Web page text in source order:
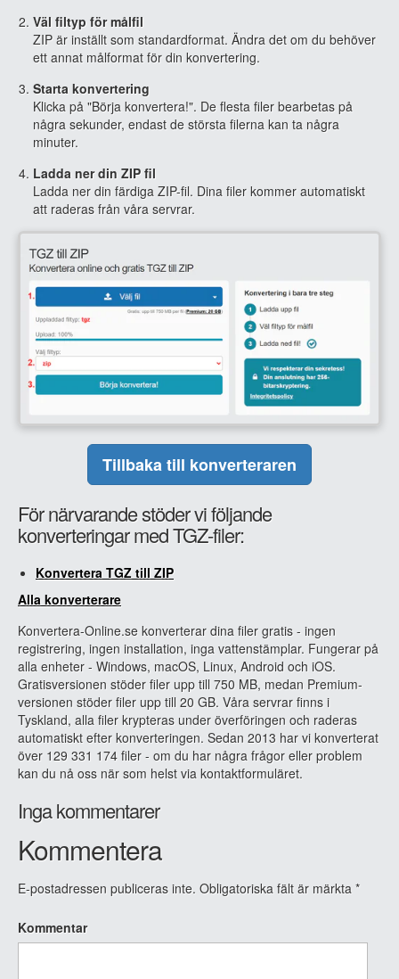
Väl filtyp för målfil
ZIP är inställt som standardformat. Ändra det om du behöver
ett annat målformat för din konvertering.
Starta konvertering
Klicka på "Börja konvertera!". De flesta filer bearbetas på
några sekunder, endast de största filerna kan ta några
minuter.
Ladda ner din ZIP fil
Ladda ner din färdiga ZIP-fil. Dina filer kommer automatiskt
att raderas från våra servrar.
Tillbaka till konverteraren
För närvarande stöder vi följande
konverteringar med TGZ-filer:
Konvertera TGZ till ZIP
Alla konverterare
Konvertera-Online.se konverterar dina filer gratis - ingen
registrering, ingen installation, inga vattenstämplar. Fungerar på
alla enheter - Windows, macOS, Linux, Android och iOS.
Gratisversionen stöder filer upp till 750 MB, medan Premium-
versionen stöder filer upp till 20 GB. Våra servrar finns i
Tyskland, alla filer krypteras under överföringen och raderas
automatiskt efter konverteringen. Sedan 2013 har vi konverterat
över 129 331 174 filer - om du har några frågor eller problem
kan du nå oss när som helst via kontaktformuläret.
Inga kommentarer
Kommentera
E-postadressen publiceras inte. Obligatoriska fält är märkta *
Kommentar